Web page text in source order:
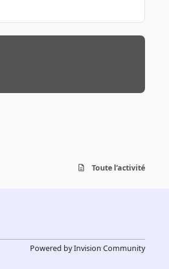
Toute l’activité
Powered byInvision Community